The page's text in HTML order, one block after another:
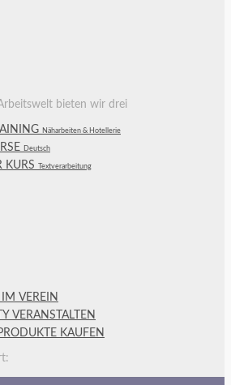
bieten wir drei
Näharbeiten & Hotellerie
Deutsch
KURS Textverarbeitung
VEREIN
VERANSTALTEN
KAUFEN